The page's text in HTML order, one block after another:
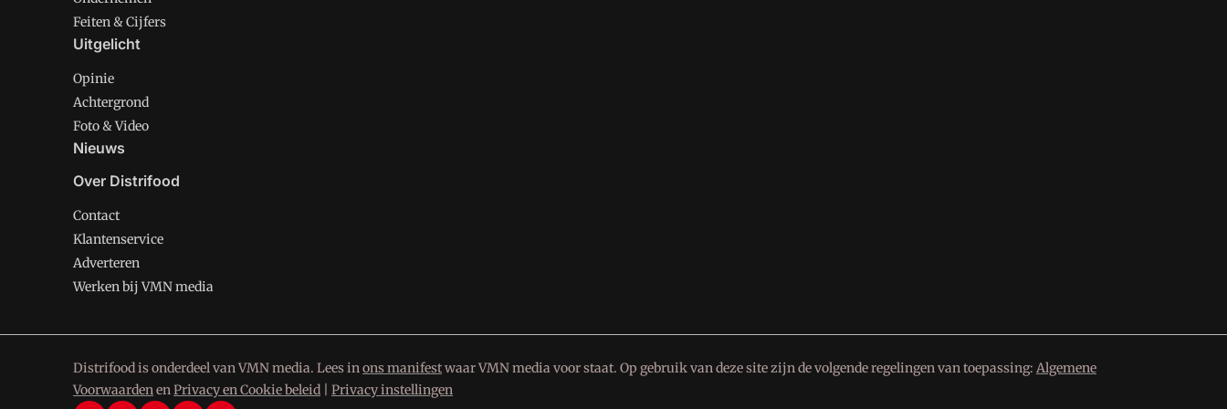
Feiten & Cijfers
Uitgelicht
Opinie
Achtergrond
Foto & Video
Nieuws
Over Distrifood
Contact
Klantenservice
Adverteren
Werken bij VMN media
Distrifood is onderdeel van VMN media. Lees inons manifestwaar VMN media voor staat. Op gebruik van deze site zijn de volgende regelingen van toepassing: Algemene
VoorwaardenenPrivacy en Cookie beleid Privacy instellingen